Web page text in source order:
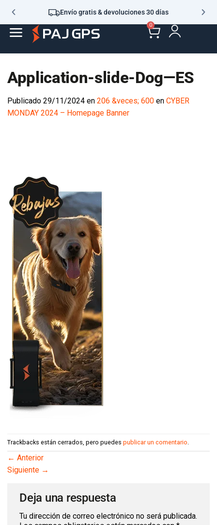
Envío gratis & devoluciones 30 días
0
Application-slide-Dog—ES
Publicado 29/11/2024 en 206 &veces; 600 en CYBER
MONDAY 2024 – Homepage Banner
Trackbacks están cerrados, pero puedes publicar un comentario
← Anterior
Siguiente →
Deja una respuesta
Tu dirección de correo electrónico no será publicada.